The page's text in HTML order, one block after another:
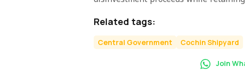
Related tags:
Central Government Cochin Shipyard
Join